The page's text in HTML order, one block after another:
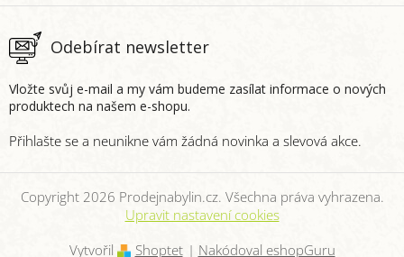
Odebírat newsletter
Vložte svůj e-mail a my vám budeme zasílat informace o nových
produktech na našem e-shopu.
Vytvořil Shoptet | Nakódoval eshopGuru
Copyright 2026 Prodejnabylin.cz. Všechna práva vyhrazena.
Upravit nastavení cookies